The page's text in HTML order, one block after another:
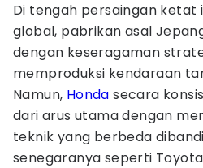
Di tengah persaingan
global, pabrikan asal
dengan keseragaman
memproduksi kendaraan
Namun, Honda secara
dari arus utama dengan
teknik yang berbeda
senegaranya seperti